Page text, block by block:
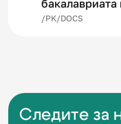
бакалавриата
/PK/DOCS
Следите за